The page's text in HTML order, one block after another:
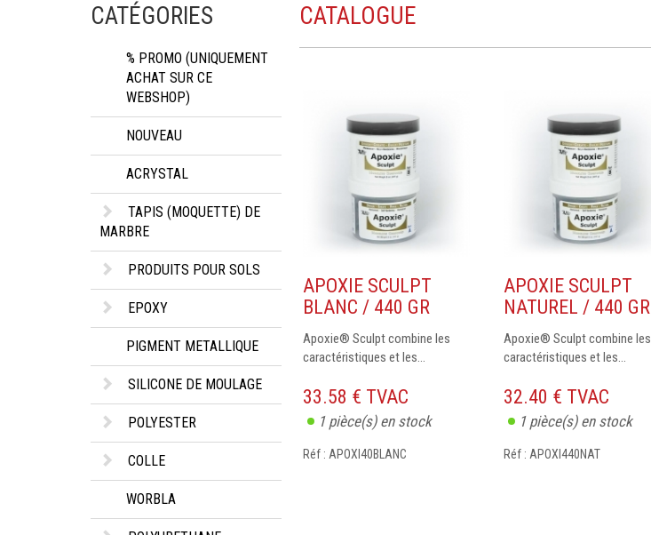
CATÉGORIES
% PROMO (UNIQUEMENT
ACHAT SUR CE
WEBSHOP)
NOUVEAU
ACRYSTAL
TAPIS (MOQUETTE) DE
MARBRE
PRODUITS POUR SOLS
EPOXY
PIGMENT METALLIQUE
SILICONE DE MOULAGE
POLYESTER
COLLE
WORBLA
CATALOGUE
APOXIE SCULPT
BLANC / 440 GR
Apoxie® Sculpt combine les
caractéristiques et les...
33.58 € TVAC
1pièce(s) en stock
Réf : APOXI40BLANC
APOXIE SCULPT
NATUREL / 440 GR
Apoxie® Sculpt combine les
caractéristiques et les...
32.40 € TVAC
1pièce(s) en stock
Réf : APOXI440NAT